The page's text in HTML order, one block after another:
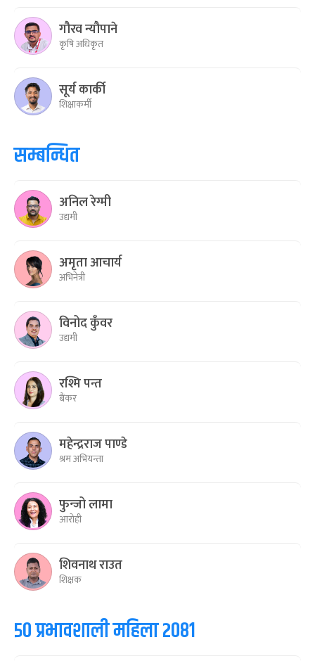
गौरव न्यौपाने
कृषि अधिकृत
सूर्य कार्की
शिक्षाकर्मी
सम्बन्धित
अनिल रेग्मी
उद्यमी
अमृता आचार्य
अभिनेत्री
विनोद कुँवर
उद्यमी
रश्मि पन्त
बैंकर
महेन्द्रराज पाण्डे
श्रम अभियन्ता
फुन्जो लामा
आरोही
शिवनाथ राउत
शिक्षक
५० प्रभावशाली महिला २०८१